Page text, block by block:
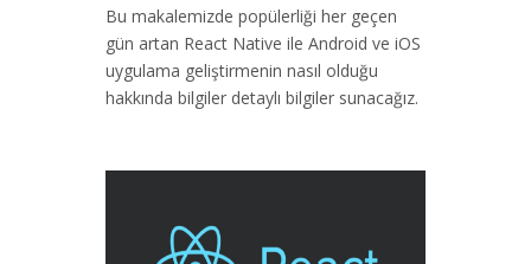
Bu makalemizde popülerliği her geçen
gün artan React Native ile Android ve iOS
uygulama geliştirmenin nasıl olduğu
hakkında bilgiler detaylı bilgiler sunacağız.